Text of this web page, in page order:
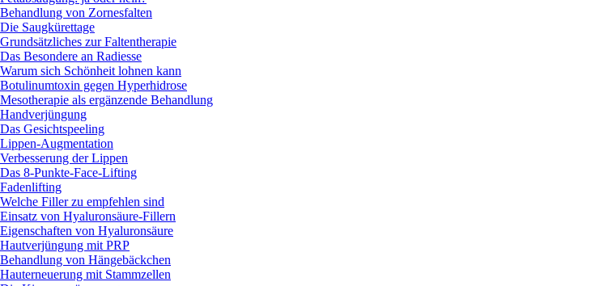
Behandlung von Zornesfalten
Die Saugkürettage
Grundsätzliches zur Faltentherapie
Das Besondere an Radiesse
Warum sich Schönheit lohnen kann
Botulinumtoxin gegen Hyperhidrose
Mesotherapie als ergänzende Behandlung
Handverjüngung
Das Gesichtspeeling
Lippen-Augmentation
Verbesserung der Lippen
Das 8-Punkte-Face-Lifting
Fadenlifting
Welche Filler zu empfehlen sind
Einsatz von Hyaluronsäure-Fillern
Eigenschaften von Hyaluronsäure
Hautverjüngung mit PRP
Behandlung von Hängebäckchen
Hauterneuerung mit Stammzellen